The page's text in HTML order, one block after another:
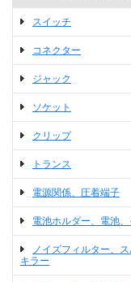
スイッチ
コネクター
ジャック
ソケット
クリップ
トランス
電源関係、圧着端子
電池ホルダー、電池
ノイズフィルター、ス
キラー